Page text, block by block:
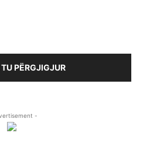
PËRGJIGJUR
-